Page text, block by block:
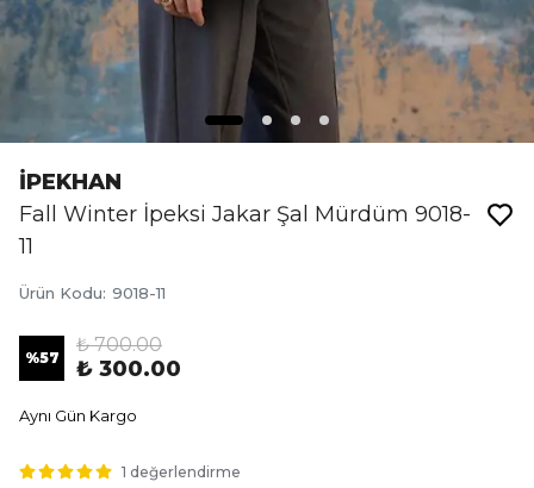
İPEKHAN
Fall Winter İpeksi Jakar Şal Mürdüm 9018-
11
Ürün Kodu: 9018-11
%57
₺ 700.00
₺ 300.00
Aynı Gün Kargo
1 değerlendirme